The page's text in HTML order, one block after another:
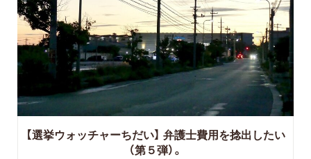
【選挙ウォッチャーちだい】 弁護士費用を捻出したい
（第５弾）。